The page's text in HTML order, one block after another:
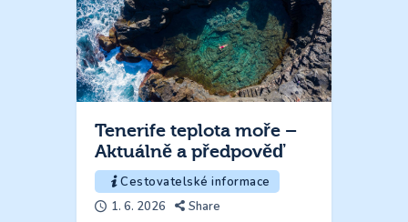
Tenerife teplota moře –
Aktuálně a předpověď
Cestovatelské informace
1. 6. 2026
Share